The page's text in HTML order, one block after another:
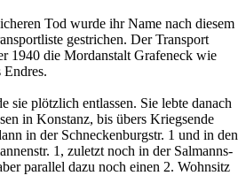
Tod wurde ihr Name nach diesem
gestrichen. Der Transport
1940 die Mordanstalt Grafeneck wie
Endres.
sie plötzlich entlassen. Sie lebte danach
in Konstanz, bis übers Kriegsende
in der Schneckenburgstr. 1 und in den
1, zuletzt noch in der Salmanns­
parallel dazu noch einen 2. Wohnsitz